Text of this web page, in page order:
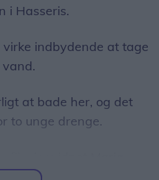
at opmærksomheden
i Hasseris.
indbydende at tage
at bade her, og det
to unge drenge.
klar opfordring på